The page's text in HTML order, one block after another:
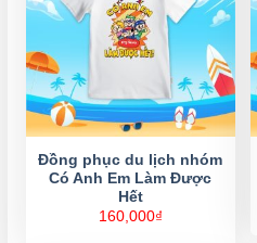
Đồng phục du lịch nhóm
Có Anh Em Làm Được
Hết
160,000₫